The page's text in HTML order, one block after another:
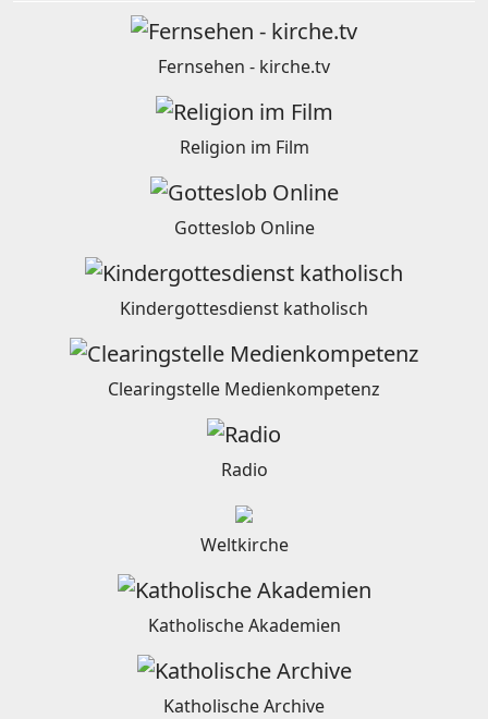
Fernsehen - kirche.tv
Religion im Film
Gotteslob Online
Kindergottesdienst katholisch
Clearingstelle Medienkompetenz
Radio
Weltkirche
Katholische Akademien
Katholische Archive